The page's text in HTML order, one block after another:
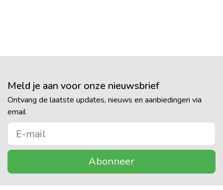
Meld je aan voor onze nieuwsbrief
Ontvang de laatste updates, nieuws en aanbiedingen via
email
Abonneer